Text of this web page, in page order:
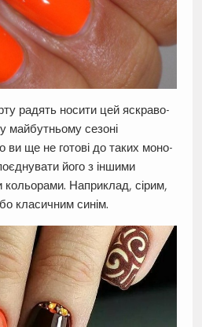
радять носити цей яскраво-
майбутньому сезоні
ви ще не готові до таких моно-
його з іншими
Наприклад, сірим,
класичним синім.